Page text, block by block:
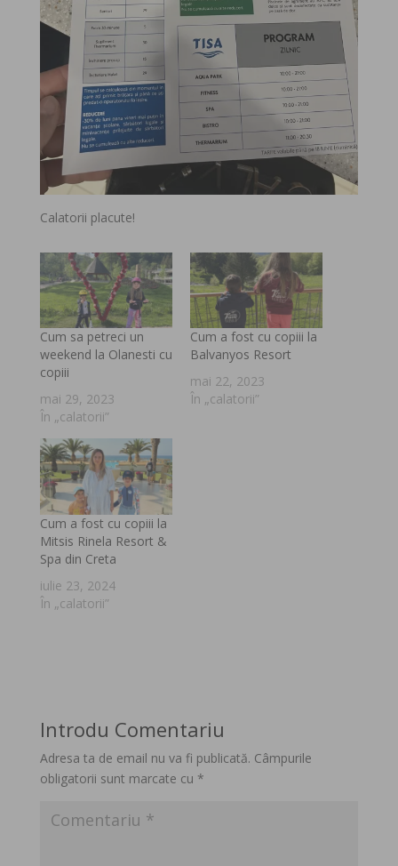
Calatorii placute!
Cum sa petreci un
weekend la Olanesti cu
copiii
mai 29, 2023
În „calatorii”
Cum a fost cu copiii la
Balvanyos Resort
mai 22, 2023
În „calatorii”
Cum a fost cu copiii la
Mitsis Rinela Resort &
Spa din Creta
iulie 23, 2024
În „calatorii”
Introdu Comentariu
Adresa ta de email nu va fi publicată. Câmpurile
obligatorii sunt marcate cu *